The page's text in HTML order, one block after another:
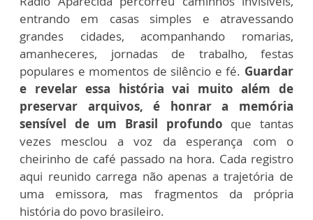
entrando em casas simples e atravessando
grandes cidades, acompanhando romarias,
amanheceres, jornadas de trabalho, festas
populares e momentos de silêncio e fé. Guardar
e revelar essa história vai muito além de
preservar arquivos, é honrar a memória
sensível de um Brasil profundo que tantas
vezes mesclou a voz da esperança com o
cheirinho de café passado na hora. Cada registro
aqui reunido carrega não apenas a trajetória de
uma emissora, mas fragmentos da própria
história do povo brasileiro.